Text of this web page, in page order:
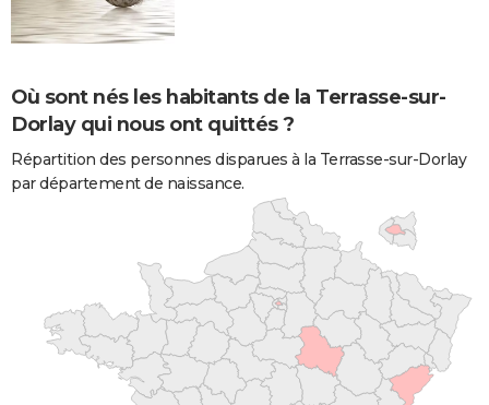
Où sont nés les habitants de la Terrasse-sur-
Dorlay qui nous ont quittés ?
Répartition des personnes disparues à la Terrasse-sur-Dorlay
par département de naissance.